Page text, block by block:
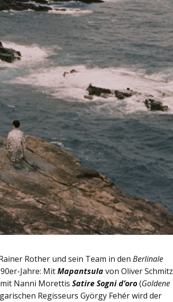
Rother und sein Team in denBerlinale
Jahre: MitMapantsulavon Oliver Schmitz
mit Nanni MorettisSatire Sogni d’oro(Goldene
Regisseurs György Fehér wird der